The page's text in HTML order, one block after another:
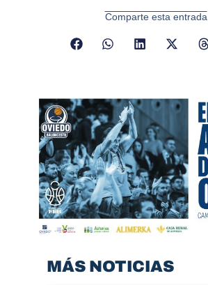
Comparte esta entrada
MÁS NOTICIAS